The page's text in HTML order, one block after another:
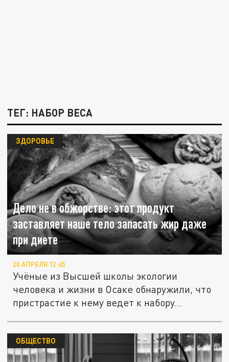
ТЕГ: НАБОР ВЕСА
Дело не в обжорстве: этот продукт
заставляет наше тело запасать жир даже
при диете
ЗДОРОВЬЕ
20 АПРЕЛЯ 12:45
Учёные из Высшей школы экологии
человека и жизни в Осаке обнаружили, что
пристрастие к нему ведет к набору...
ОБЩЕСТВО